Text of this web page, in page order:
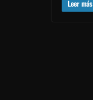
Leer más